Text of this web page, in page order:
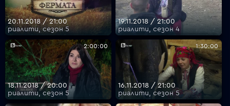
20.11.2018 / 21:00
риалити, сезон 5
19.11.2018 / 21:00
риалити, сезон 4
2:00:00
18.11.2018 / 20:00
риалити, сезон 5
1:30:00
16.11.2018 / 21:00
риалити, сезон 5